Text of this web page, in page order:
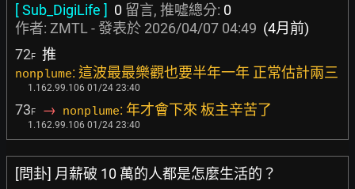
[ Sub_DigiLife ] 0 留言, 推噓總分: 0
作者: ZMTL - 發表於 2026/04/07 04:49 (4月前)
72F 推
nonplume: 這波最最樂觀也要半年一年 正常估計兩三
1.162.99.106 01/24 23:40
73F → nonplume: 年才會下來 板主辛苦了
1.162.99.106 01/24 23:40
[問卦] 月薪破 10 萬的人都是怎麼生活的？